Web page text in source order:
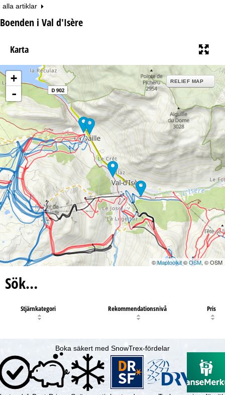
alla artiklar
Boenden i Val d'Isère
Karta
+
-
RELIEF MAP
©Maptoolkit©OSM, © OSM
Sök…
Stjärnkategori Rekommendationsnivå Pris
Boka säkert med SnowTrex-fördelar